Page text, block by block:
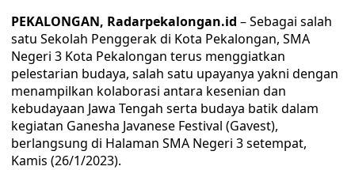
PEKALONGAN, Radarpekalongan.id – Sebagai salah
satu Sekolah Penggerak di Kota Pekalongan, SMA
Negeri 3 Kota Pekalongan terus menggiatkan
pelestarian budaya, salah satu upayanya yakni dengan
menampilkan kolaborasi antara kesenian dan
kebudayaan Jawa Tengah serta budaya batik dalam
kegiatan Ganesha Javanese Festival (Gavest),
berlangsung di Halaman SMA Negeri 3 setempat,
Kamis (26/1/2023).